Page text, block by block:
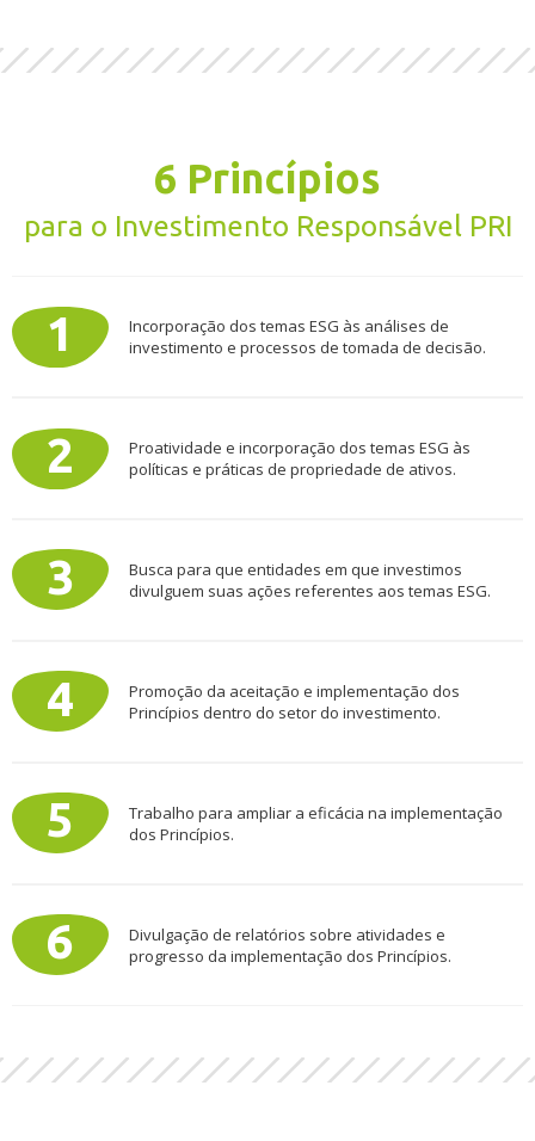
6 Princípios
para o Investimento Responsável PRI
Incorporação dos temas ESG às análises de
investimento e processos de tomada de decisão.
Proatividade e incorporação dos temas ESG às
políticas e práticas de propriedade de ativos.
Busca para que entidades em que investimos
divulguem suas ações referentes aos temas ESG.
Promoção da aceitação e implementação dos
Princípios dentro do setor do investimento.
Trabalho para ampliar a eficácia na implementação
dos Princípios.
Divulgação de relatórios sobre atividades e
progresso da implementação dos Princípios.